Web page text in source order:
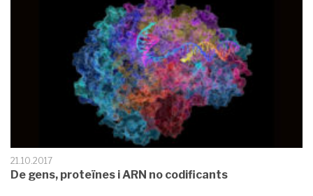
21.10.2017
De gens, proteïnes i ARN no codificants